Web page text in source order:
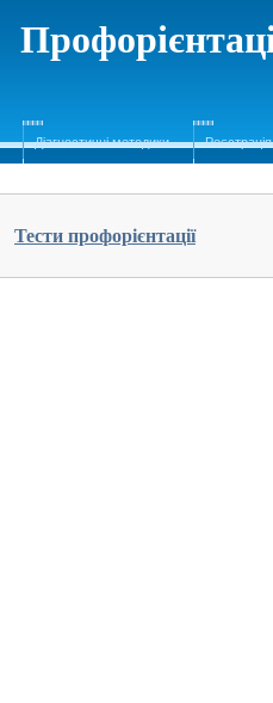
Діагностичні методики Реєстрація
Тести профорієнтації